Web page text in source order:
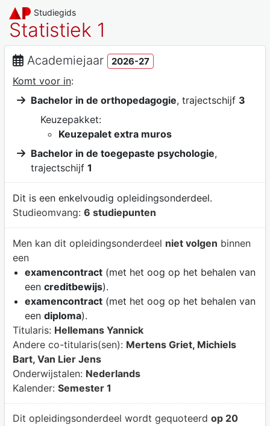
Studiegids
Statistiek 1
Academiejaar 2026-27
Komt voor in:
Bachelor in de orthopedagogie, trajectschijf 3
Keuzepakket:
Keuzepalet extra muros
Bachelor in de toegepaste psychologie,
trajectschijf 1
Dit is een enkelvoudig opleidingsonderdeel.
Studieomvang: 6 studiepunten
Men kan dit opleidingsonderdeel niet volgen binnen
een
examencontract(met het oog op het behalen van
een creditbewijs).
examencontract(met het oog op het behalen van
een diploma).
Titularis: Hellemans Yannick
Andere co-titularis(sen): Mertens Griet, Michiels
Bart, Van Lier Jens
Onderwijstalen: Nederlands
Kalender: Semester 1
Dit opleidingsonderdeel wordt gequoteerd op 20